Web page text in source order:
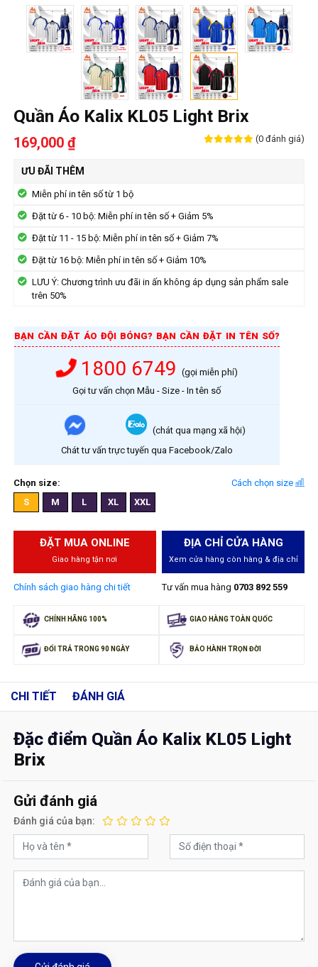
Quần Áo Kalix KL05 Light Brix
169,000 ₫ (0 đánh giá)
ƯU ĐÃI THÊM
Miễn phí in tên số từ 1 bộ
Đặt từ 6 - 10 bộ: Miễn phí in tên số + Giảm 5%
Đặt từ 11 - 15 bộ: Miễn phí in tên số + Giảm 7%
Đặt từ 16 bộ: Miễn phí in tên số + Giảm 10%
LƯU Ý: Chương trình ưu đãi in ấn không áp dụng sản phẩm sale
trên 50%
BẠN CẦN ĐẶT ÁO ĐỘI BÓNG? BẠN CẦN ĐẶT IN TÊN SỐ?
1800 6749 (gọi miễn phí)
Gọi tư vấn chọn Mẫu - Size - In tên số
(chát qua mạng xã hội)
Chát tư vấn trực tuyến qua Facebook/Zalo
Chọn size:
Cách chọn size
S
M L XL XXL
ĐẶT MUA ONLINE
Giao hàng tận nơi
Chính sách giao hàng chi tiết
ĐỊA CHỈ CỬA HÀNG
Xem cửa hàng còn hàng & địa chỉ
Tư vấn mua hàng 0703 892 559
CHÍNH HÃNG 100% GIAO HÀNG TOÀN QUỐC
ĐỔI TRẢ TRONG 90 NGÀY BẢO HÀNH TRỌN ĐỜI
CHI TIẾT ĐÁNH GIÁ
Đặc điểm Quần Áo Kalix KL05 Light
Brix
Gửi đánh giá
Đánh giá của bạn: